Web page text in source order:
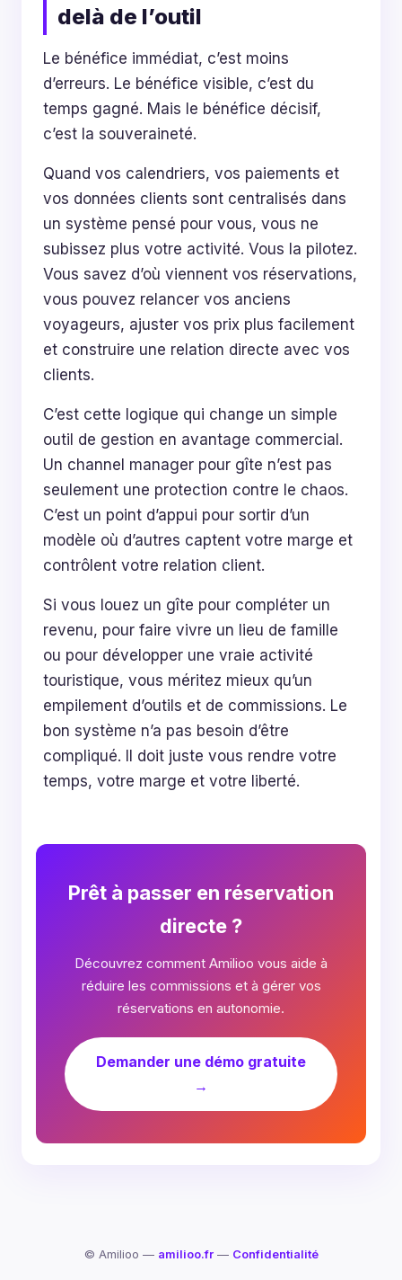
delà de l’outil
Le bénéfice immédiat, c’est moins
d’erreurs. Le bénéfice visible, c’est du
temps gagné. Mais le bénéfice décisif,
c’est la souveraineté.
Quand vos calendriers, vos paiements et
vos données clients sont centralisés dans
un système pensé pour vous, vous ne
subissez plus votre activité. Vous la pilotez.
Vous savez d’où viennent vos réservations,
vous pouvez relancer vos anciens
voyageurs, ajuster vos prix plus facilement
et construire une relation directe avec vos
clients.
C’est cette logique qui change un simple
outil de gestion en avantage commercial.
Un channel manager pour gîte n’est pas
seulement une protection contre le chaos.
C’est un point d’appui pour sortir d’un
modèle où d’autres captent votre marge et
contrôlent votre relation client.
Si vous louez un gîte pour compléter un
revenu, pour faire vivre un lieu de famille
ou pour développer une vraie activité
touristique, vous méritez mieux qu’un
empilement d’outils et de commissions. Le
bon système n’a pas besoin d’être
compliqué. Il doit juste vous rendre votre
temps, votre marge et votre liberté.
Prêt à passer en réservation
directe ?
Découvrez comment Amilioo vous aide à
réduire les commissions et à gérer vos
réservations en autonomie.
Demander une démo gratuite
→
© Amilioo — amilioo.fr— Confidentialité